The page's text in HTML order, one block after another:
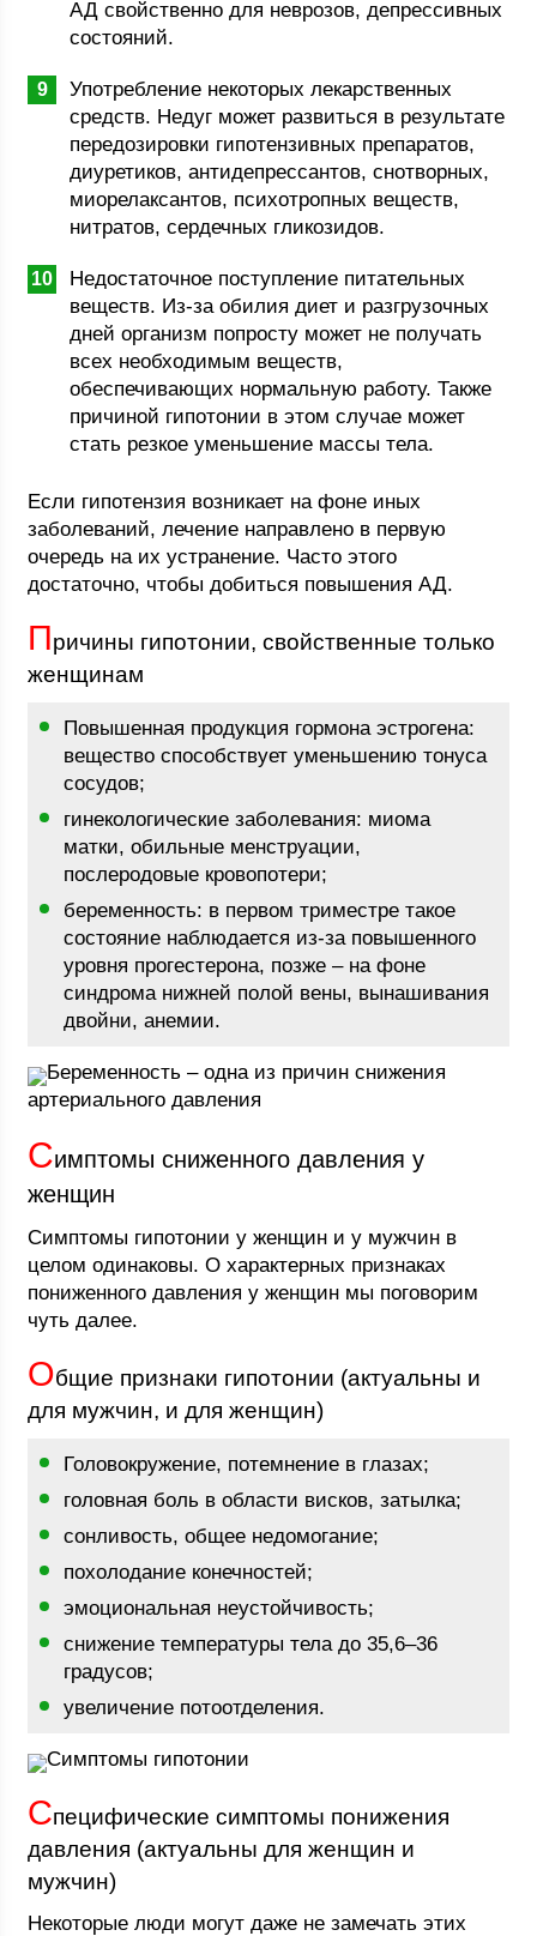
АД свойственно для неврозов, депрессивных
состояний.
Употребление некоторых лекарственных
средств. Недуг может развиться в результате
передозировки гипотензивных препаратов,
диуретиков, антидепрессантов, снотворных,
миорелаксантов, психотропных веществ,
нитратов, сердечных гликозидов.
Недостаточное поступление питательных
веществ. Из-за обилия диет и разгрузочных
дней организм попросту может не получать
всех необходимым веществ,
обеспечивающих нормальную работу. Также
причиной гипотонии в этом случае может
стать резкое уменьшение массы тела.
Если гипотензия возникает на фоне иных
заболеваний, лечение направлено в первую
очередь на их устранение. Часто этого
достаточно, чтобы добиться повышения АД.
Причины гипотонии, свойственные только
женщинам
Повышенная продукция гормона эстрогена:
вещество способствует уменьшению тонуса
сосудов;
гинекологические заболевания: миома
матки, обильные менструации,
послеродовые кровопотери;
беременность: в первом триместре такое
состояние наблюдается из-за повышенного
уровня прогестерона, позже – на фоне
синдрома нижней полой вены, вынашивания
двойни, анемии.
Беременность – одна из причин снижения
артериального давления
Симптомы сниженного давления у
женщин
Симптомы гипотонии у женщин и у мужчин в
целом одинаковы. О характерных признаках
пониженного давления у женщин мы поговорим
чуть далее.
Общие признаки гипотонии (актуальны и
для мужчин, и для женщин)
Головокружение, потемнение в глазах;
головная боль в области висков, затылка;
сонливость, общее недомогание;
похолодание конечностей;
эмоциональная неустойчивость;
снижение температуры тела до 35,6–36
градусов;
увеличение потоотделения.
Симптомы гипотонии
Специфические симптомы понижения
давления (актуальны для женщин и
мужчин)
Некоторые люди могут даже не замечать этих